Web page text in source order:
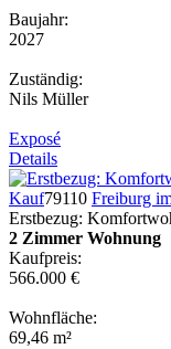
Baujahr:
2027
Zuständig:
Nils Müller
Exposé
Details
Kauf79110 Freiburg
Erstbezug:
2 Zimmer Wohnung
Kaufpreis:
566.000 €
Wohnfläche:
69,46 m²